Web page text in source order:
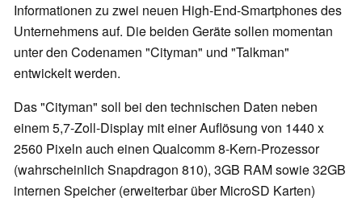
Informationen zu zwei neuen High-End-Smartphones des
Unternehmens auf. Die beiden Geräte sollen momentan
unter den Codenamen "Cityman" und "Talkman"
entwickelt werden.
Das "Cityman" soll bei den technischen Daten neben
einem 5,7-Zoll-Display mit einer Auflösung von 1440 x
2560 Pixeln auch einen Qualcomm 8-Kern-Prozessor
(wahrscheinlich Snapdragon 810), 3GB RAM sowie 32GB
internen Speicher (erweiterbar über MicroSD Karten)